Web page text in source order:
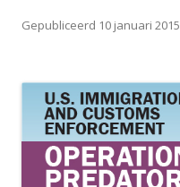
Gepubliceerd 10 januari 2015